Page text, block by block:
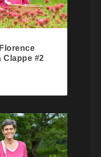
Clappe #2